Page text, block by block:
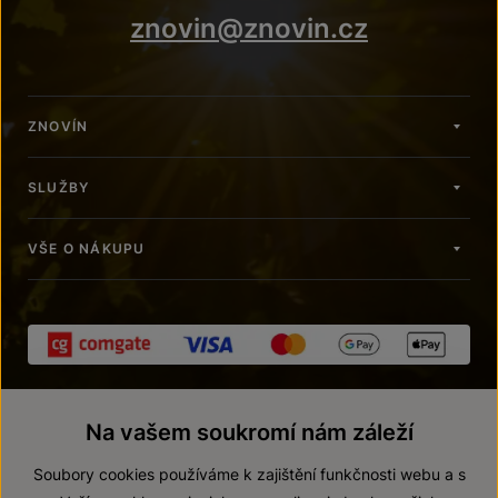
znovin@znovin.cz
ZNOVÍN
SLUŽBY
VŠE O NÁKUPU
Na vašem soukromí nám záleží
Soubory cookies používáme k zajištění funkčnosti webu a s